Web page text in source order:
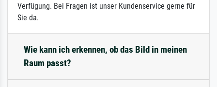
Verfügung. Bei Fragen ist unser Kundenservice gerne für
Sie da.
Wie kann ich erkennen, ob das Bild in meinen
Raum passt?